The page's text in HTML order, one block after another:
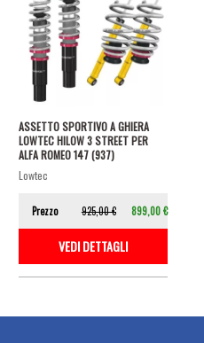
ASSETTO SPORTIVO A GHIERA
LOWTEC HILOW 3 STREET PER
ALFA ROMEO 147 (937)
lowtec
Prezzo 925,00 € 899,00 €
VEDI DETTAGLI